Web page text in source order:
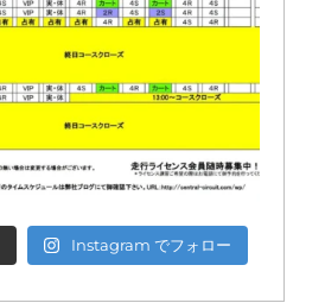
Instagram でフォロー